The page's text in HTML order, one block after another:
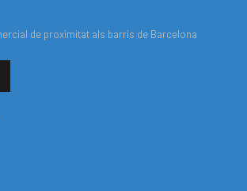
de proximitat als barris de Barcelona